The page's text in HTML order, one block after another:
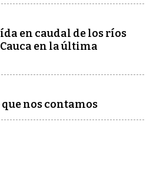
en caudal de los ríos
en la última
nos contamos